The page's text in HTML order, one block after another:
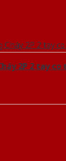
2P 2 tay co